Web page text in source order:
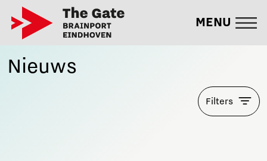
MENU
Nieuws
Filters